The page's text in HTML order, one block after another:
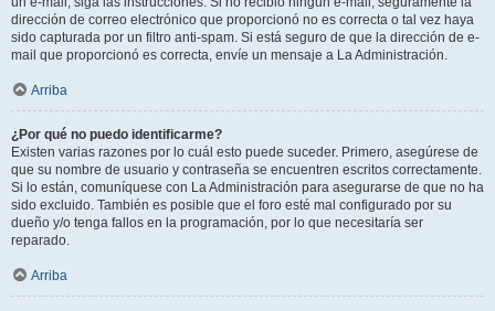
dirección de correo electrónico que proporcionó no es correcta o tal vez haya
sido capturada por un filtro anti-spam. Si está seguro de que la dirección de e-
mail que proporcionó es correcta, envíe un mensaje a La Administración.
Arriba
¿Por qué no puedo identificarme?
Existen varias razones por lo cuál esto puede suceder. Primero, asegúrese de
que su nombre de usuario y contraseña se encuentren escritos correctamente.
Si lo están, comuníquese con La Administración para asegurarse de que no ha
sido excluido. También es posible que el foro esté mal configurado por su
dueño y/o tenga fallos en la programación, por lo que necesitaría ser
reparado.
Arriba